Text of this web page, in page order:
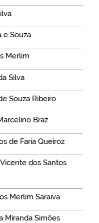
e Souza
Merlim
Silva
Souza Ribeiro
Braz
de Faria Queiroz
dos Santos
Merlim Saraiva
Miranda Simões